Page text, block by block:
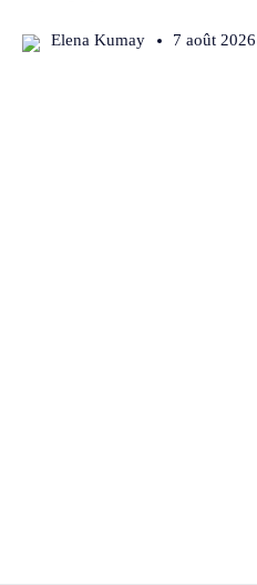
Elena Kumay 7 août 2026